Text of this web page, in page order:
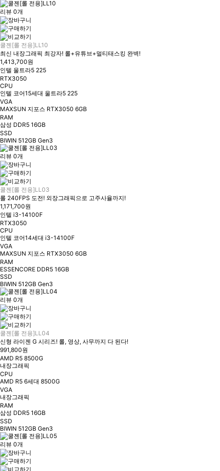
리뷰 0개
쿨젠[롤 전용]LL10
최신 내장그래픽 최강자! 롤+유튜브+멀티태스킹 완벽!
1,413,700원
인텔 울트라5 225
RTX3050
CPU
인텔 코어15세대 울트라5 225
VGA
MAXSUN 지포스 RTX3050 6GB
RAM
삼성 DDR5 16GB
SSD
BIWIN 512GB Gen3
리뷰 0개
쿨젠[롤 전용]LL03
롤 240FPS 도전! 외장그래픽으로 고주사율까지!
1,171,700원
인텔 i3-14100F
RTX3050
CPU
인텔 코어14세대 i3-14100F
VGA
MAXSUN 지포스 RTX3050 6GB
RAM
ESSENCORE DDR5 16GB
SSD
BIWIN 512GB Gen3
리뷰 0개
쿨젠[롤 전용]LL04
신형 라이젠 G 시리즈! 롤, 영상, 사무까지 다 된다!
991,800원
AMD R5 8500G
내장그래픽
CPU
AMD R5 6세대 8500G
VGA
내장그래픽
RAM
삼성 DDR5 16GB
SSD
BIWIN 512GB Gen3
리뷰 0개